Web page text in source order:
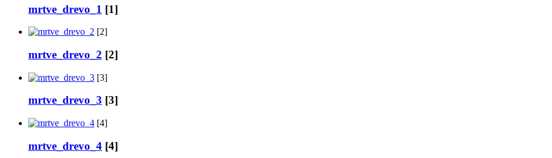
mrtve_drevo_1 [1]
[2]
mrtve_drevo_2 [2]
[3]
mrtve_drevo_3 [3]
[4]
mrtve_drevo_4 [4]